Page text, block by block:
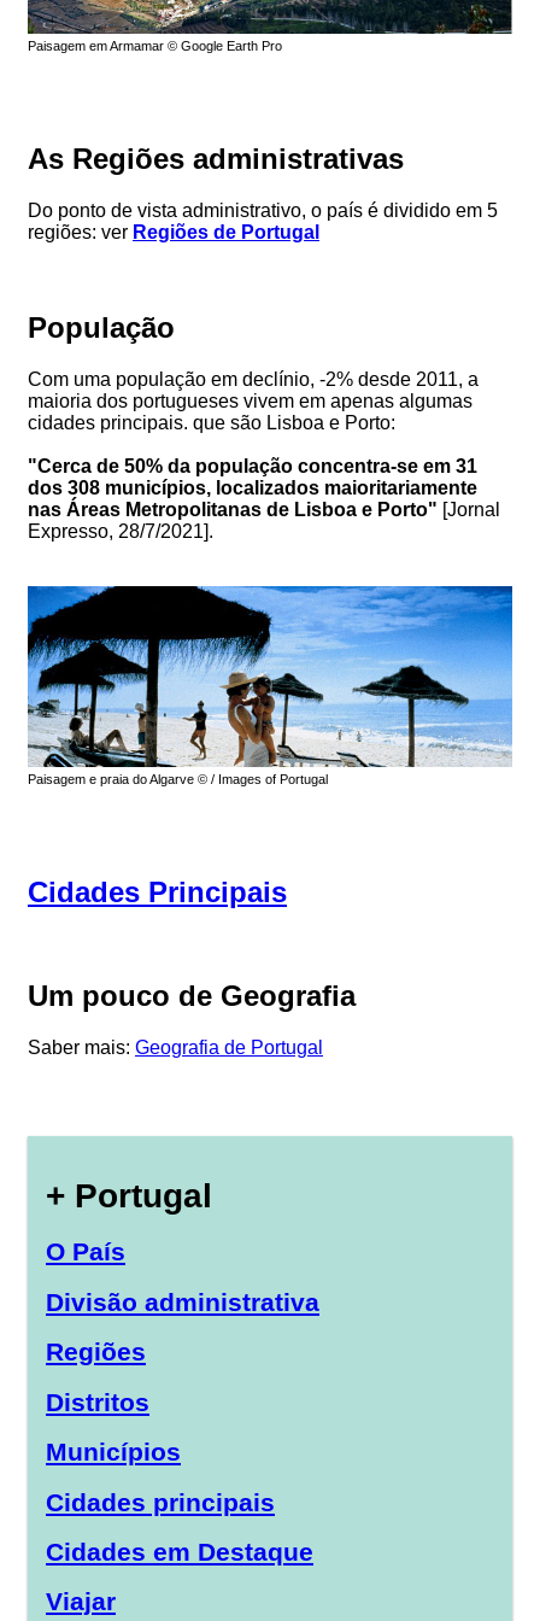
Paisagem em Armamar © Google Earth Pro
As Regiões administrativas
Do ponto de vista administrativo, o país é dividido em 5
regiões: ver Regiões de Portugal
População
Com uma população em declínio, -2% desde 2011, a
maioria dos portugueses vivem em apenas algumas
cidades principais. que são Lisboa e Porto:
"Cerca de 50% da população concentra-se em 31
dos 308 municípios, localizados maioritariamente
nas Áreas Metropolitanas de Lisboa e Porto" [Jornal
Expresso, 28/7/2021].
Paisagem e praia do Algarve © / Images of Portugal
Cidades Principais
Um pouco de Geografia
Saber mais: Geografia de Portugal
+ Portugal
O País
Divisão administrativa
Regiões
Distritos
Municípios
Cidades principais
Cidades em Destaque
Viajar